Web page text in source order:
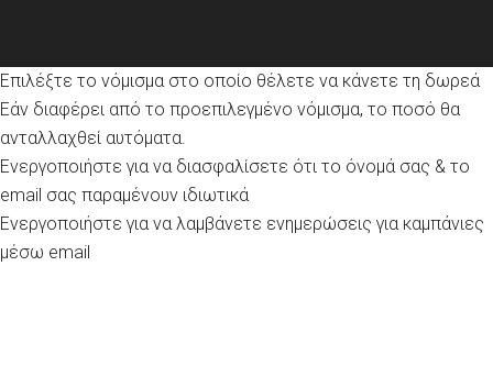
Επιλέξτε το νόμισμα στο οποίο θέλετε να κάνετε τη δωρεά
Εάν διαφέρει από το προεπιλεγμένο νόμισμα, το ποσό θα
ανταλλαχθεί αυτόματα.
Ενεργοποιήστε για να διασφαλίσετε ότι το όνομά σας & το
email σας παραμένουν ιδιωτικά
Ενεργοποιήστε για να λαμβάνετε ενημερώσεις για καμπάνιες
μέσω email